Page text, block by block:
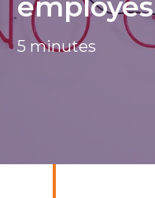
5 minutes